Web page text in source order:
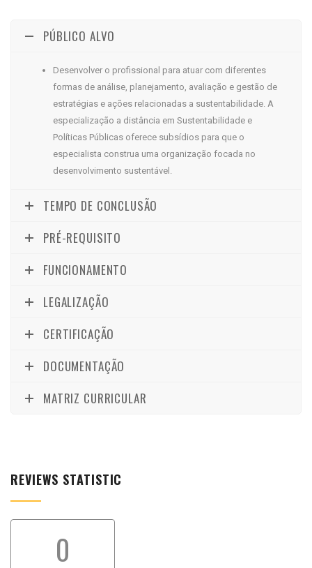
PÚBLICO ALVO
Desenvolver o profissional para atuar com diferentes
formas de análise, planejamento, avaliação e gestão de
estratégias e ações relacionadas a sustentabilidade. A
especialização a distância em Sustentabilidade e
Políticas Públicas oferece subsídios para que o
especialista construa uma organização focada no
desenvolvimento sustentável.
TEMPO DE CONCLUSÃO
PRÉ-REQUISITO
FUNCIONAMENTO
LEGALIZAÇÃO
CERTIFICAÇÃO
DOCUMENTAÇÃO
MATRIZ CURRICULAR
REVIEWS STATISTIC
0